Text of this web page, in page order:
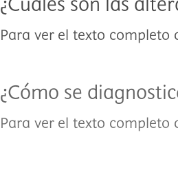
¿Cuáles son las
Para ver el texto completo
¿Cómo se
Para ver el texto completo